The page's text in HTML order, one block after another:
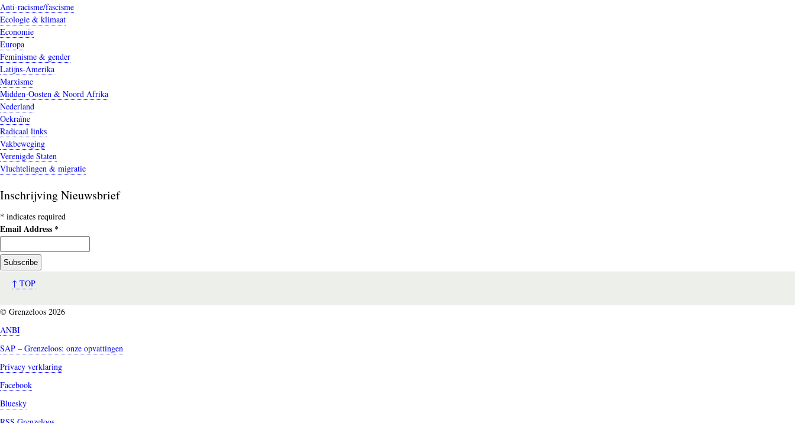
Anti-racisme/fascisme
Ecologie & klimaat
Economie
Europa
Feminisme & gender
Latijns-Amerika
Marxisme
Midden-Oosten & Noord Afrika
Nederland
Oekraïne
Radicaal links
Vakbeweging
Verenigde Staten
Vluchtelingen & migratie
Inschrijving Nieuwsbrief
* indicates required
Email Address *
↑ TOP
© Grenzeloos 2026
ANBI
SAP – Grenzeloos: onze opvattingen
Privacy verklaring
Facebook
Bluesky